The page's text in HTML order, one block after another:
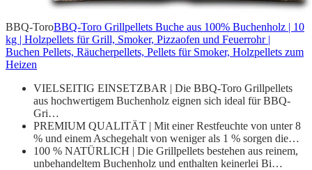
BBQ-ToroBBQ-Toro Grillpellets Buche aus 100% Buchenholz | 10
kg | Holzpellets für Grill, Smoker, Pizzaofen und Feuerrohr |
Buchen Pellets, Räucherpellets, Pellets für Smoker, Holzpellets zum
Heizen
VIELSEITIG EINSETZBAR | Die BBQ-Toro Grillpellets
aus hochwertigem Buchenholz eignen sich ideal für BBQ-
Gri…
PREMIUM QUALITÄT | Mit einer Restfeuchte von unter 8
% und einem Aschegehalt von weniger als 1 % sorgen die…
100 % NATÜRLICH | Die Grillpellets bestehen aus reinem,
unbehandeltem Buchenholz und enthalten keinerlei Bi…